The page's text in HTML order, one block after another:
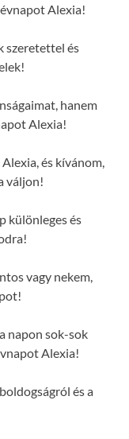
Alexia!
szeretettel és
hanem
Alexia!
és kívánom,
váljon!
különleges és
vagy nekem,
napon sok-sok
Alexia!
és a